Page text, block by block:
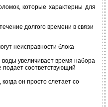
которые характерны для
долгого времени в связи
неисправности блока
увеличивает время набора
подает соответствующий
он просто слетает со